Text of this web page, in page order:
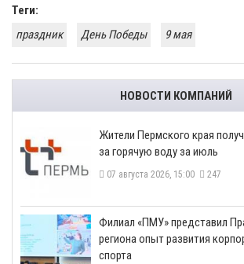
Теги:
праздник
День Победы 9 мая
НОВОСТИ КОМПАНИЙ
​Жители Пермского края
за горячую воду за июль
07 августа 2026, 15:00 247
​Филиал «ПМУ» представил
региона опыт развития
спорта